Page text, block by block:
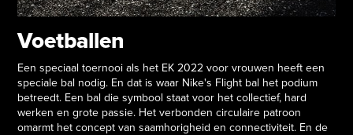
Voetballen
Een speciaal toernooi als het EK 2022 voor vrouwen heeft een
speciale bal nodig. En dat is waar Nike's Flight bal het podium
betreedt. Een bal die symbool staat voor het collectief, hard
werken en grote passie. Het verbonden circulaire patroon
omarmt het concept van saamhorigheid en connectiviteit. En de